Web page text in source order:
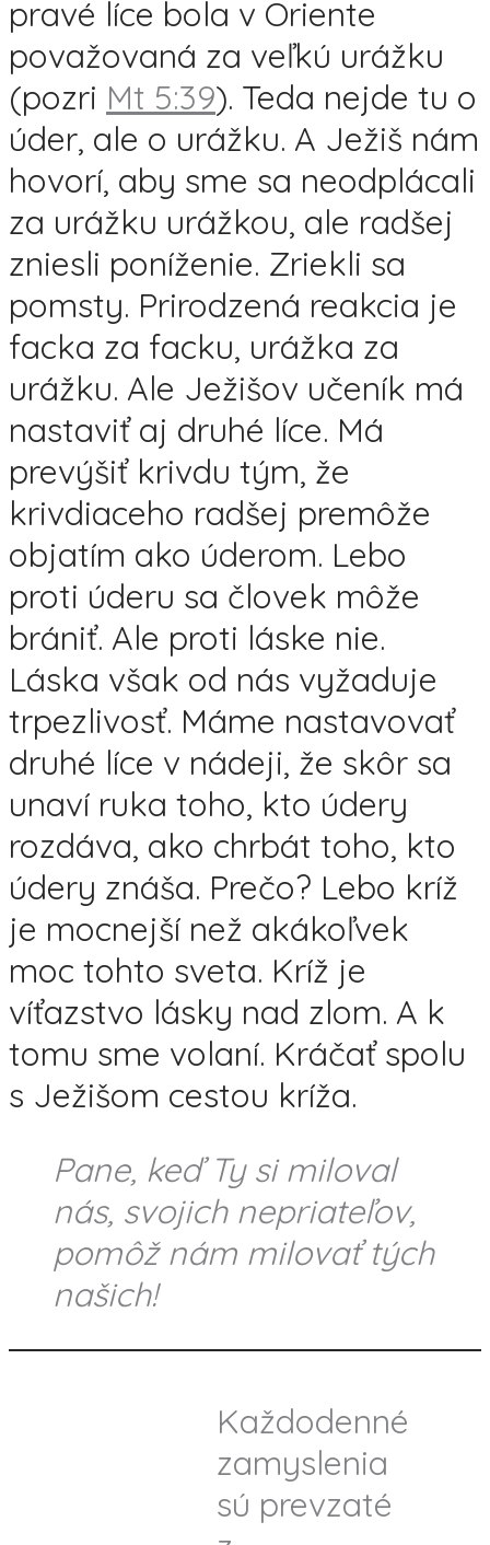
pravé líce bola v Oriente
považovaná za veľkú urážku
(pozri Mt 5:39). Teda nejde tu o
úder, ale o urážku. A Ježiš nám
hovorí, aby sme sa neodplácali
za urážku urážkou, ale radšej
zniesli poníženie. Zriekli sa
pomsty. Prirodzená reakcia je
facka za facku, urážka za
urážku. Ale Ježišov učeník má
nastaviť aj druhé líce. Má
prevýšiť krivdu tým, že
krivdiaceho radšej premôže
objatím ako úderom. Lebo
proti úderu sa človek môže
brániť. Ale proti láske nie.
Láska však od nás vyžaduje
trpezlivosť. Máme nastavovať
druhé líce v nádeji, že skôr sa
unaví ruka toho, kto údery
rozdáva, ako chrbát toho, kto
údery znáša. Prečo? Lebo kríž
je mocnejší než akákoľvek
moc tohto sveta. Kríž je
víťazstvo lásky nad zlom. A k
tomu sme volaní. Kráčať spolu
s Ježišom cestou kríža.
Pane, keď Ty si miloval
nás, svojich nepriateľov,
pomôž nám milovať tých
našich!
Každodenné
zamyslenia
sú prevzaté